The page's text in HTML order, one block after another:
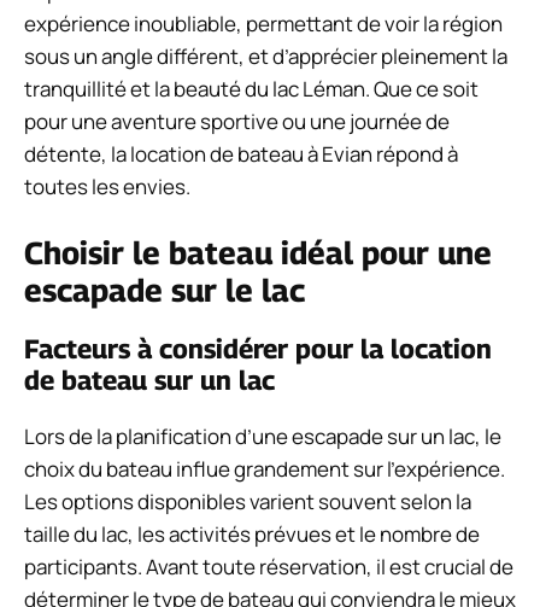
expérience inoubliable, permettant de voir la région
sous un angle différent, et d’apprécier pleinement la
tranquillité et la beauté du lac Léman. Que ce soit
pour une aventure sportive ou une journée de
détente, la location de bateau à Evian répond à
toutes les envies.
Choisir le bateau idéal pour une
escapade sur le lac
Facteurs à considérer pour la location
de bateau sur un lac
Lors de la planification d’une escapade sur un lac, le
choix du bateau influe grandement sur l’expérience.
Les options disponibles varient souvent selon la
taille du lac, les activités prévues et le nombre de
participants. Avant toute réservation, il est crucial de
déterminer le type de bateau qui conviendra le mieux